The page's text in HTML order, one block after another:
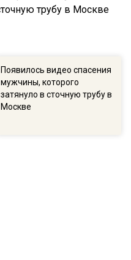
Появилось видео спасения
мужчины, которого
затянуло в сточную трубу в
Москве